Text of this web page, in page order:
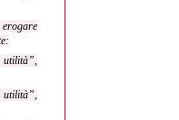
utilità”,
utilità”,